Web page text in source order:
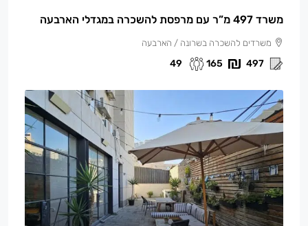
משרד 497 מ”ר עם מרפסת להשכרה במגדלי הארבעה
משרדים להשכרה בשרונה / הארבעה
497
165
49